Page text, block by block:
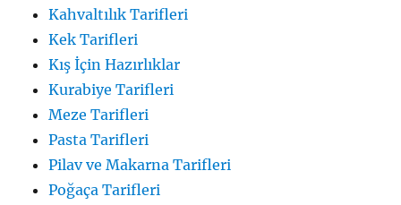
Kahvaltılık Tarifleri
Kek Tarifleri
Kış İçin Hazırlıklar
Kurabiye Tarifleri
Meze Tarifleri
Pasta Tarifleri
Pilav ve Makarna Tarifleri
Poğaça Tarifleri